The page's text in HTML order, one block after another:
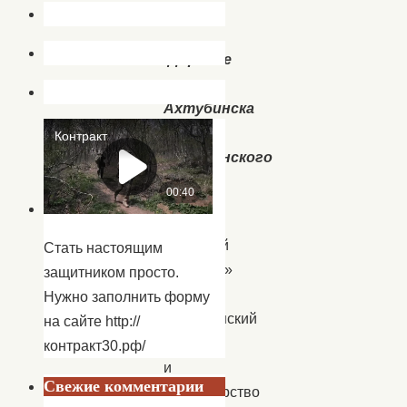
Дорогие
Ахтубинска
и
Ахтубинского
района!
народной
культуры»
МО
«Ахтубинский
и
Министерство
Стать настоящим
защитником просто.
Нужно заполнить форму
на сайте http://
контракт30.рф/
Свежие комментарии